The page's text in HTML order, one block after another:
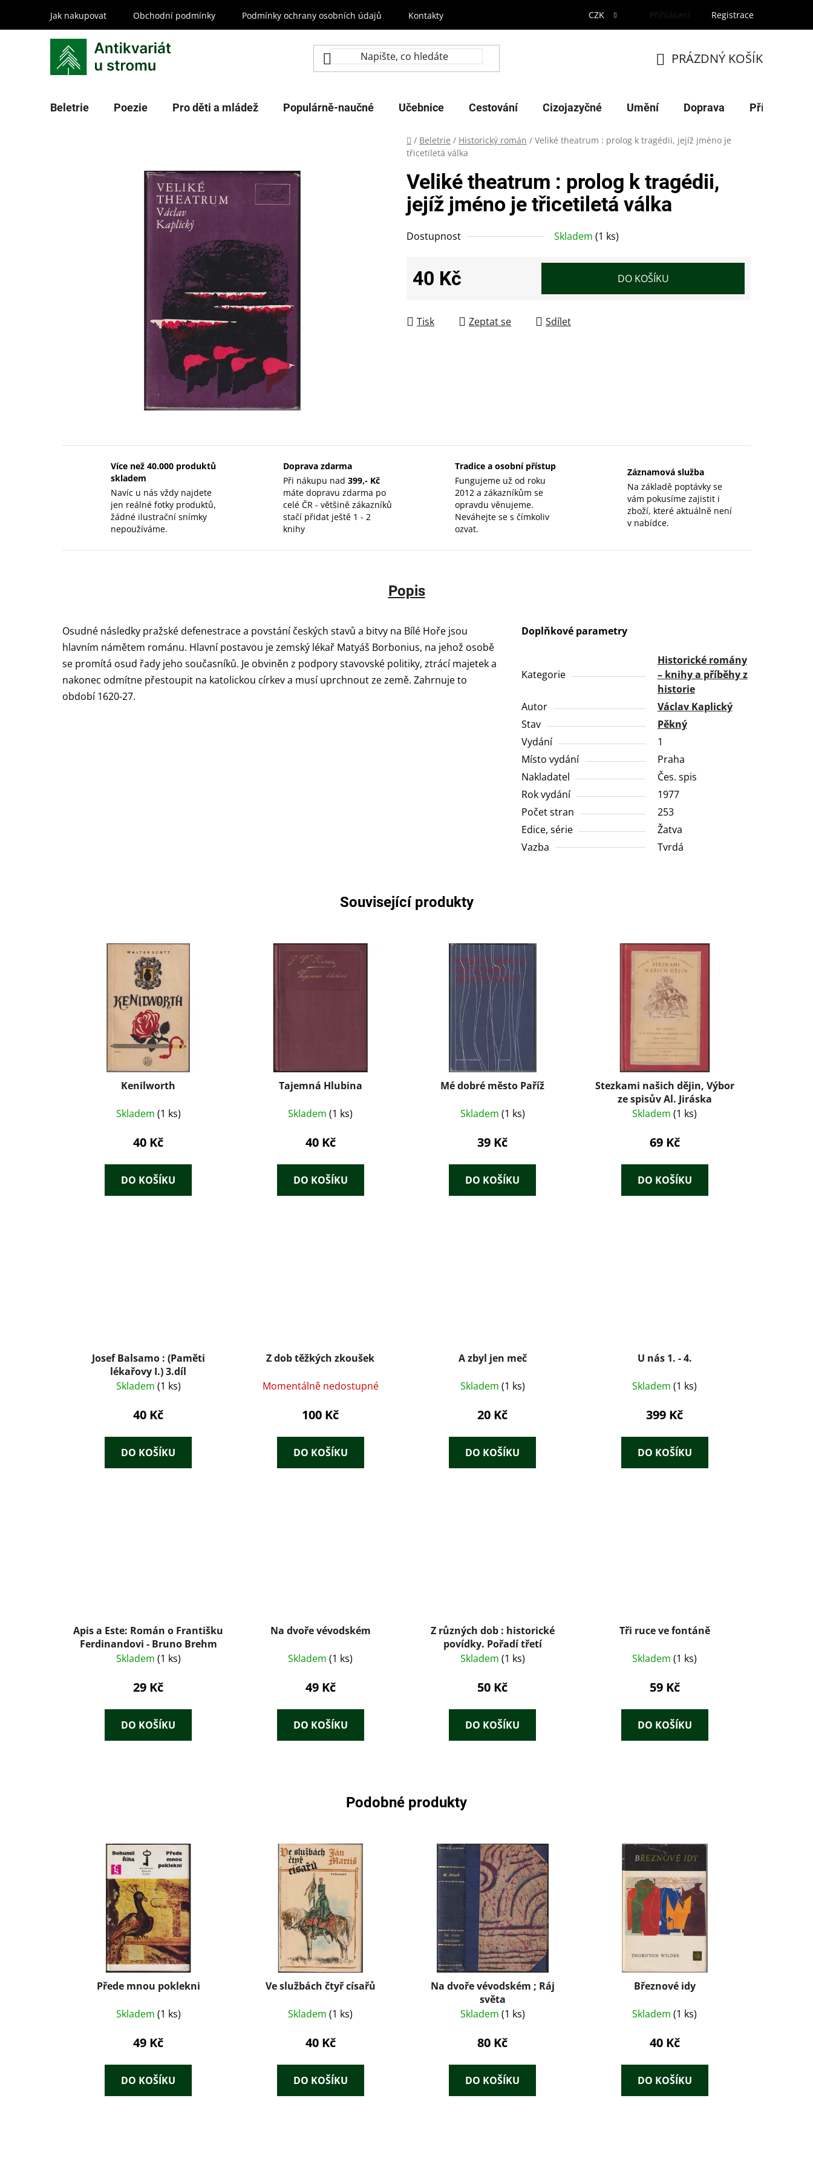
obsah
Jak nakupovat Obchodní podmínky Podmínky ochrany osobních údajů Kontakty CZK Přihlášení Registrace
KOŠÍK
PRÁZDNÝ KOŠÍK
Beletrie Poezie Pro děti a mládež Populárně-naučné Učebnice Cestování Cizojazyčné Umění Doprava Příroda
Domů
/ Beletrie / Historický román / Veliké theatrum : prolog k tragédii, jejíž jméno je
třicetiletá válka
Veliké theatrum : prolog k tragédii,
jejíž jméno je třicetiletá válka
Dostupnost Skladem (1 ks)
40 Kč DO KOŠÍKU
Tisk Zeptat se Sdílet
Více než 40.000 produktů
skladem
Navíc u nás vždy najdete
jen reálné fotky produktů,
žádné ilustrační snímky
nepoužíváme.
Doprava zdarma
Při nákupu nad 399,- Kč
máte dopravu zdarma po
celé ČR - většině zákazníků
stačí přidat ještě 1 - 2
knihy
Tradice a osobní přístup
Fungujeme už od roku
2012 a zákazníkům se
opravdu věnujeme.
Neváhejte se s čímkoliv
ozvat.
Záznamová služba
Na základě poptávky se
vám pokusíme zajistit i
zboží, které aktuálně není
v nabídce.
Popis
Osudné následky pražské defenestrace a povstání českých stavů a bitvy na Bílé Hoře jsou
hlavním námětem románu. Hlavní postavou je zemský lékař Matyáš Borbonius, na jehož osobě
se promítá osud řady jeho současníků. Je obviněn z podpory stavovské politiky, ztrácí majetek a
nakonec odmítne přestoupit na katolickou církev a musí uprchnout ze země. Zahrnuje to
období 1620-27.
Doplňkové parametry
Kategorie
Historické romány
– knihy a příběhy z
historie
Autor
Václav Kaplický
Stav
Pěkný
Vydání
1
Místo vydání
Praha
Nakladatel
Čes. spis
Rok vydání
1977
Počet stran
253
Edice, série
Žatva
Vazba
Tvrdá
Související produkty
Kenilworth
Skladem (1 ks)
40 Kč
DO KOŠÍKU
Tajemná Hlubina
Skladem(1 ks)
40 Kč
DO KOŠÍKU
Mé dobré město Paříž
Skladem (1 ks)
39 Kč
DO KOŠÍKU
Stezkami našich dějin, Výbor
ze spisův Al. Jiráska
Skladem(1 ks)
69 Kč
DO KOŠÍKU
Josef Balsamo : (Paměti
lékařovy I.) 3.díl
Skladem (1 ks)
40 Kč
DO KOŠÍKU
Z dob těžkých zkoušek
Momentálně nedostupné
100 Kč
DO KOŠÍKU
A zbyl jen meč
Skladem (1 ks)
20 Kč
DO KOŠÍKU
U nás 1. - 4.
Skladem(1 ks)
399 Kč
DO KOŠÍKU
Apis a Este: Román o Františku
Ferdinandovi - Bruno Brehm
Skladem (1 ks)
29 Kč
DO KOŠÍKU
Na dvoře vévodském
Skladem(1 ks)
49 Kč
DO KOŠÍKU
Z různých dob : historické
povídky. Pořadí třetí
Skladem (1 ks)
50 Kč
DO KOŠÍKU
Tři ruce ve fontáně
Skladem(1 ks)
59 Kč
DO KOŠÍKU
Podobné produkty
Přede mnou poklekni
Skladem (1 ks)
49 Kč
DO KOŠÍKU
Ve službách čtyř císařů
Skladem(1 ks)
40 Kč
DO KOŠÍKU
Na dvoře vévodském ; Ráj
světa
Skladem (1 ks)
80 Kč
DO KOŠÍKU
Březnové idy
Skladem(1 ks)
40 Kč
DO KOŠÍKU